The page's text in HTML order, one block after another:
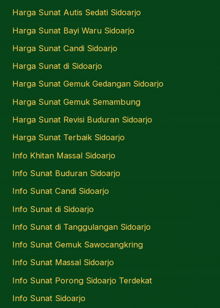
Harga Sunat Autis Sedati Sidoarjo
Harga Sunat Bayi Waru Sidoarjo
Harga Sunat Candi Sidoarjo
Harga Sunat di Sidoarjo
Harga Sunat Gemuk Gedangan Sidoarjo
Harga Sunat Gemuk Semambung
Harga Sunat Revisi Buduran Sidoarjo
Harga Sunat Terbaik Sidoarjo
Info Khitan Massal Sidoarjo
Info Sunat Buduran Sidoarjo
Info Sunat Candi Sidoarjo
Info Sunat di Sidoarjo
Info Sunat di Tanggulangan Sidoarjo
Info Sunat Gemuk Sawocangkring
Info Sunat Massal Sidoarjo
Info Sunat Porong Sidoarjo Terdekat
Info Sunat Sidoarjo